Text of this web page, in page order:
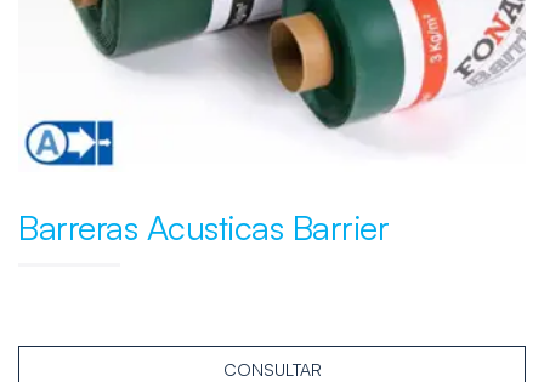
Barreras Acusticas Barrier
CONSULTAR